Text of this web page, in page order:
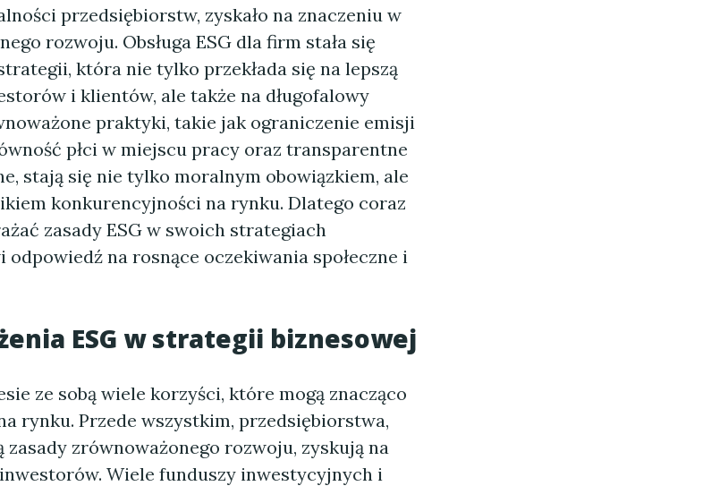
przedsiębiorstw, zyskało na znaczeniu w
rozwoju. Obsługa ESG dla firm stała się
która nie tylko przekłada się na lepszą
i klientów, ale także na długofalowy
praktyki, takie jak ograniczenie emisji
płci w miejscu pracy oraz transparentne
stają się nie tylko moralnym obowiązkiem, ale
konkurencyjności na rynku. Dlatego coraz
zasady ESG w swoich strategiach
na rosnące oczekiwania społeczne i
ESG w strategii biznesowej
ze sobą wiele korzyści, które mogą znacząco
rynku. Przede wszystkim, przedsiębiorstwa,
zrównoważonego rozwoju, zyskują na
Wiele funduszy inwestycyjnych i